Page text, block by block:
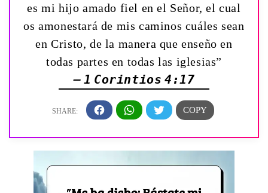
es mi hijo amado fiel en el Señor, el cual
os amonestará de mis caminos cuáles sean
en Cristo, de la manera que enseño en
todas partes en todas las iglesias”
— 1 Corintios 4:17